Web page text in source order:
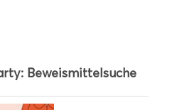
Beweismittelsuche